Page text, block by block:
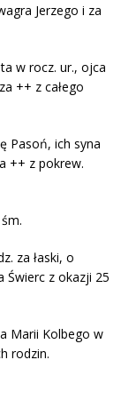
Jerzego i za
w rocz. ur., ojca
++ z całego
Pasoń, ich syna
++ z pokrew.
za łaski, o
Świerc z okazji 25
Marii Kolbego w
rodzin.